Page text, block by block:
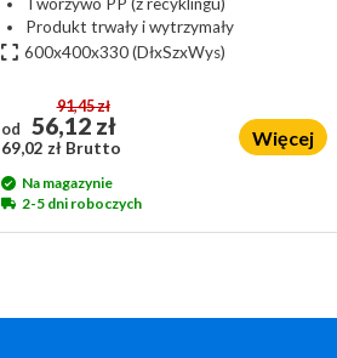
Produkt trwały i wytrzymały
600x400x330(DłxSzxWys)
od
91,45 zł
56,12 zł
69,02 zł Brutto Więcej
Na magazynie
2-5 dni roboczych